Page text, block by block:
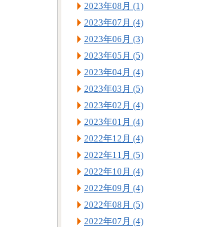
2023年08月 (1)
2023年07月 (4)
2023年06月 (3)
2023年05月 (5)
2023年04月 (4)
2023年03月 (5)
2023年02月 (4)
2023年01月 (4)
2022年12月 (4)
2022年11月 (5)
2022年10月 (4)
2022年09月 (4)
2022年08月 (5)
2022年07月 (4)